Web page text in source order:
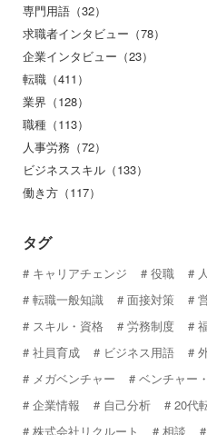
専門用語（32）
求職者インタビュー（78）
企業インタビュー（23）
転職（411）
業界（128）
職種（113）
人事労務（72）
ビジネススキル（133）
働き方（117）
タグ
キャリアチェンジ 役職
転職一般知識
面接対策
スキル・資格
労務制度
社員育成
ビジネス用語
メガベンチャー
ベンチャー
企業情報
自己分析 20代
株式会社リクルート
相談